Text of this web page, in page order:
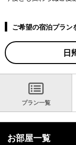
ご希望の宿泊プラン
日
プラン一覧
お部屋一覧